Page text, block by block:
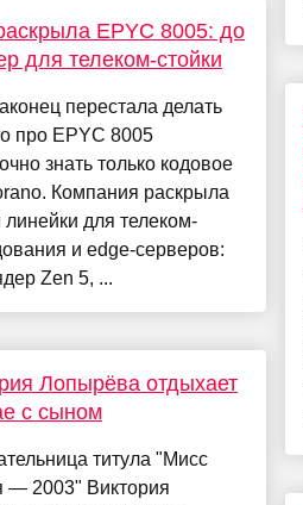
EPYC 8005: до
для телеком-стойки
перестала делать
про EPYC 8005
знать только кодовое
Компания раскрыла
линейки для телеком-
и edge-серверов:
Zen 5, ...
Лопырёва отдыхает
с сыном
титула "Мисс
— 2003" Виктория